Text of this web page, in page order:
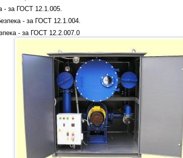
- за ГОСТ 12.1.005.
- за ГОСТ 12.1.004.
- за ГОСТ 12.2.007.0